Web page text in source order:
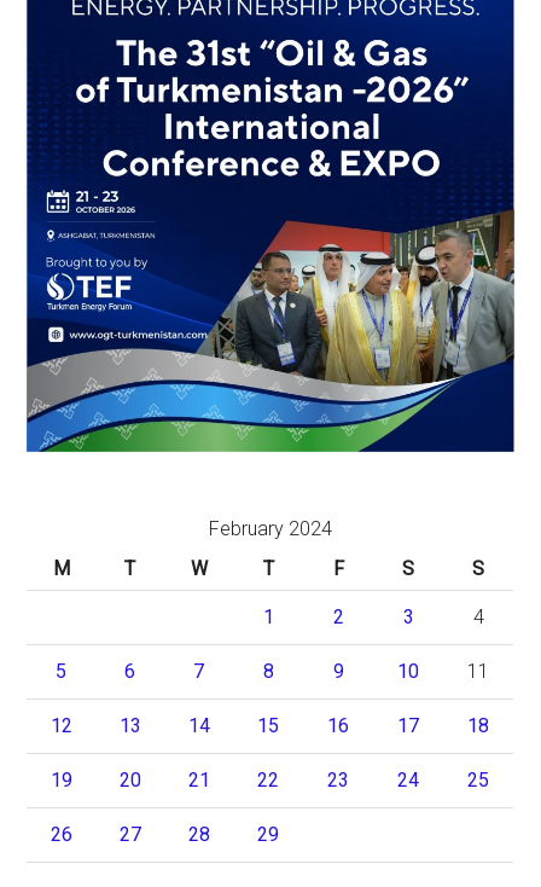
February 2024
M
T W T F S S
1 2 3 4
5 6 7 8 9 10 11
12 13 14 15 16 17 18
19 20 21 22 23 24 25
26 27 28 29